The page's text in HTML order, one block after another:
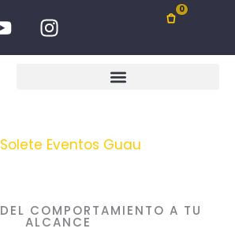
Y
o
u
e
I
n
s
r
a
0
Solete Eventos Guau
COMPORTAMIENTO A TU
ALCANCE